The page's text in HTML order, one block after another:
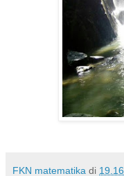
FKN matematika di 19.16